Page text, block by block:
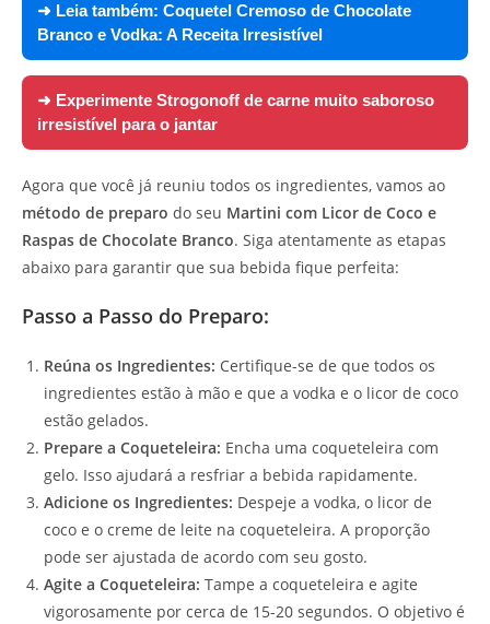
➜ Leia também: Coquetel Cremoso de Chocolate
Branco e Vodka: A Receita Irresistível
➜ Experimente Strogonoff de carne muito saboroso
irresistível para o jantar
Agora que você já reuniu todos os ingredientes, vamos ao
método de preparo do seu Martini com Licor de Coco e
Raspas de Chocolate Branco. Siga atentamente as etapas
abaixo para garantir que sua bebida fique perfeita:
Passo a Passo do Preparo:
Reúna os Ingredientes: Certifique-se de que todos os
ingredientes estão à mão e que a vodka e o licor de coco
estão gelados.
Prepare a Coqueteleira: Encha uma coqueteleira com
gelo. Isso ajudará a resfriar a bebida rapidamente.
Adicione os Ingredientes: Despeje a vodka, o licor de
coco e o creme de leite na coqueteleira. A proporção
pode ser ajustada de acordo com seu gosto.
Agite a Coqueteleira: Tampe a coqueteleira e agite
vigorosamente por cerca de 15-20 segundos. O objetivo é